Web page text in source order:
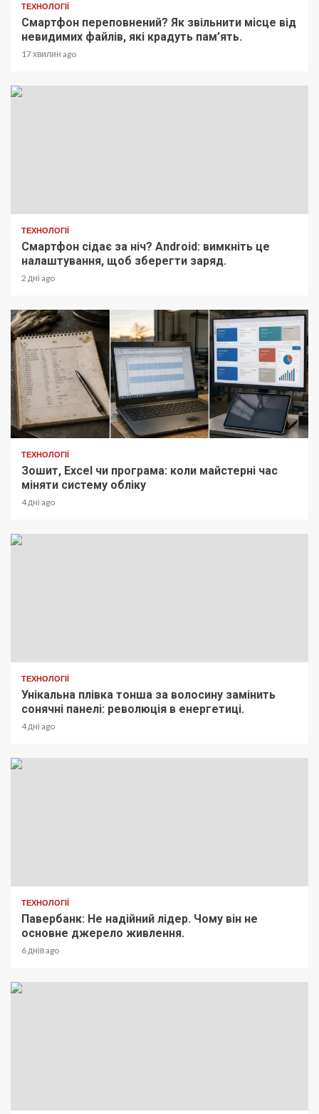
ТЕХНОЛОГІЇ
Смартфон переповнений? Як звільнити місце від
невидимих файлів, які крадуть пам’ять.
17 хвилин ago
ТЕХНОЛОГІЇ
Смартфон сідає за ніч? Android: вимкніть це
налаштування, щоб зберегти заряд.
2 дні ago
ТЕХНОЛОГІЇ
Зошит, Excel чи програма: коли майстерні час
міняти систему обліку
4 дні ago
ТЕХНОЛОГІЇ
Унікальна плівка тонша за волосину замінить
сонячні панелі: революція в енергетиці.
4 дні ago
ТЕХНОЛОГІЇ
Павербанк: Не надійний лідер. Чому він не
основне джерело живлення.
6 днів ago